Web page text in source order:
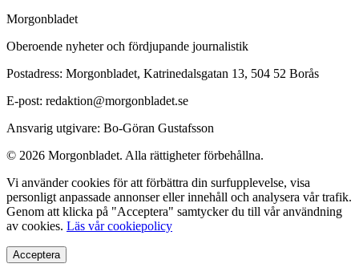
Morgonbladet
Oberoende nyheter och fördjupande journalistik
Postadress: Morgonbladet, Katrinedalsgatan 13, 504 52 Borås
E-post: redaktion@morgonbladet.se
Ansvarig utgivare: Bo-Göran Gustafsson
© 2026 Morgonbladet. Alla rättigheter förbehållna.
Vi använder cookies för att förbättra din surfupplevelse, visa
personligt anpassade annonser eller innehåll och analysera vår trafik.
Genom att klicka på "Acceptera" samtycker du till vår användning
av cookies. Läs vår cookiepolicy
Acceptera